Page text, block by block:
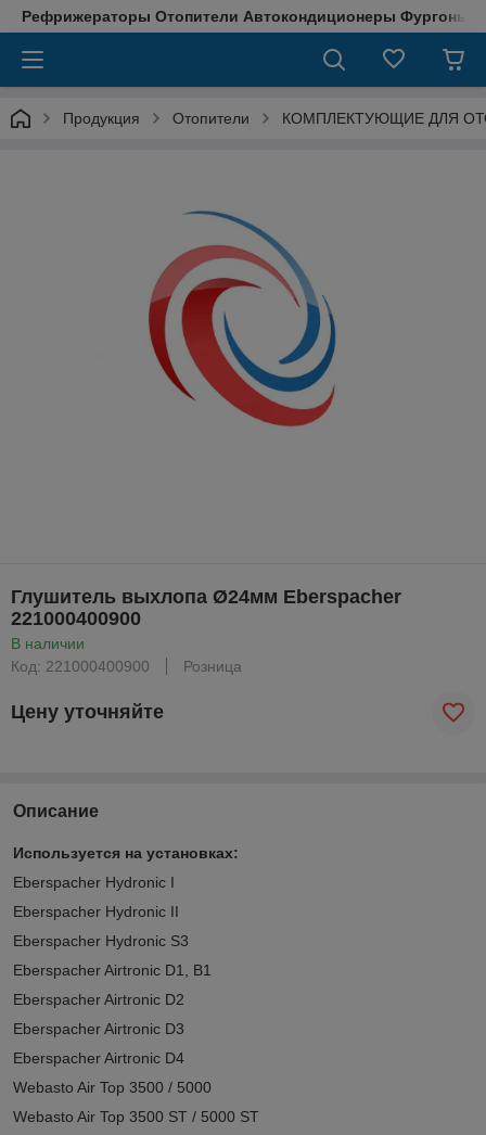
Рефрижераторы Отопители Автокондиционеры Фургоны
Продукция Отопители КОМПЛЕКТУЮЩИЕ ДЛЯ
Глушитель выхлопа Ø24мм Eberspacher
221000400900
В наличии
Код: 221000400900
Розница
Цену уточняйте
Описание
Используется на установках:
Eberspacher Hydronic I
Eberspacher Hydronic II
Eberspacher Hydronic S3
Eberspacher Airtronic D1, B1
Eberspacher Airtronic D2
Eberspacher Airtronic D3
Eberspacher Airtronic D4
Webasto Air Top 3500 / 5000
Webasto Air Top 3500 ST / 5000 ST